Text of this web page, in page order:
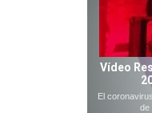
Vídeo
El
de